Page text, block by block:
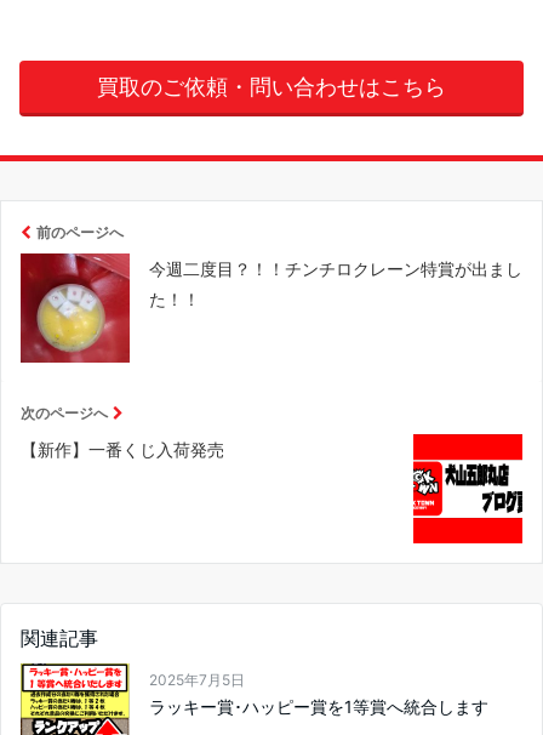
買取のご依頼・問い合わせはこちら
前のページへ
今週二度目？！！チンチロクレーン特賞が出まし
た！！
次のページへ
【新作】一番くじ入荷発売
関連記事
2025年7月5日
ラッキー賞･ハッピー賞を1等賞へ統合します